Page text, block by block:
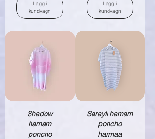
Lägg i
kundvagn
Lägg i
kundvagn
Shadow
hamam
poncho
Sarayli hamam
poncho
harmaa